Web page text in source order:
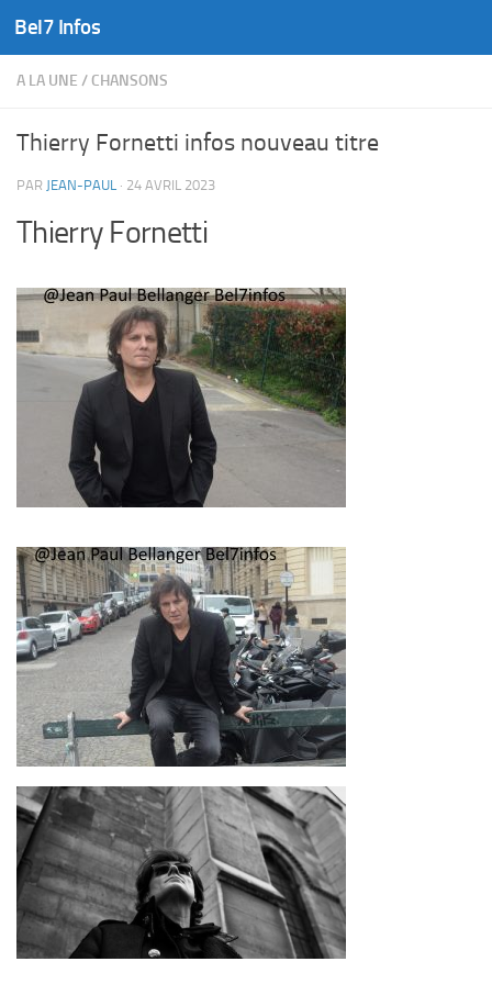
Skip to content
Bel7 Infos
A LA UNE / CHANSONS
Thierry Fornetti infos nouveau titre
PAR JEAN-PAUL · 24 AVRIL 2023
Thierry Fornetti